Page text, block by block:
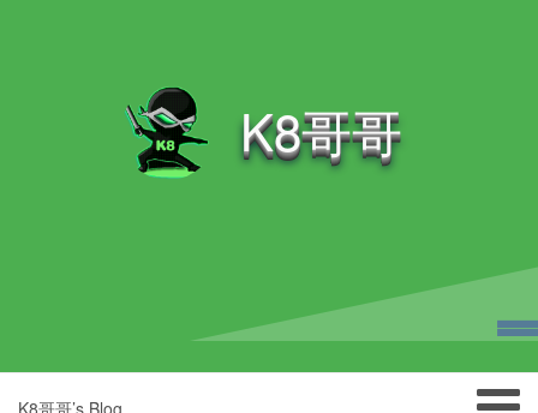
K8哥哥
K8哥哥’s Blog